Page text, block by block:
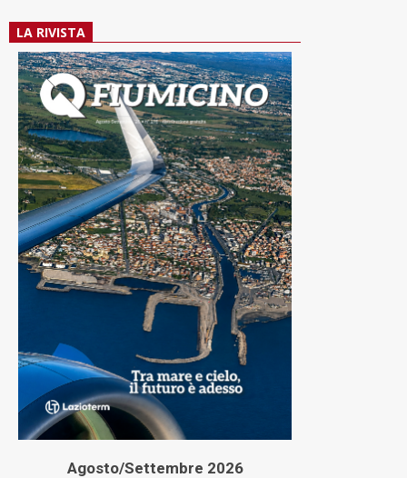
LA RIVISTA
Agosto/Settembre 2026